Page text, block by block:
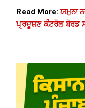
Read More:ਯਮੁਨਾ
ਪ੍ਰਦੂਸ਼ਣ ਕੰਟਰੋਲ ਬੋਰਡ